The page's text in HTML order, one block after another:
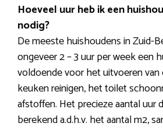
Hoeveel uur heb ik een
nodig?
De meeste huishoudens in Zuid-
ongeveer 2 – 3 uur per week een
voldoende voor het uitvoeren van
keuken reinigen, het toilet
afstoffen. Het precieze aantal uur
berekend a.d.h.v. het aantal m2,